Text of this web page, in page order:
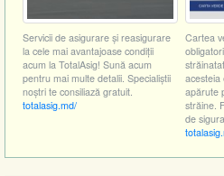
Servicii de asigurare și reasigurare
la cele mai avantajoase condiții
acum la TotalAsig! Sună acum
pentru mai multe detalii. Specialiștii
noștri te consiliază gratuit.
totalasig.md/
Cartea
acesteia
apărute
străine.
de